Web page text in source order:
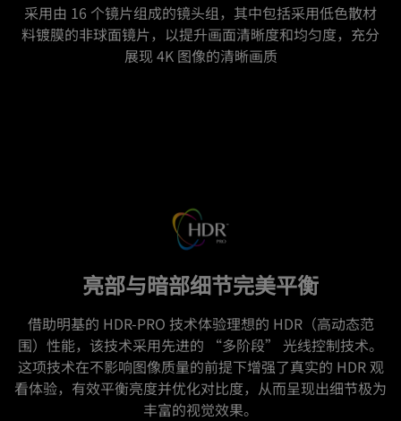
采用由 16 个镜片组成的镜头组，其中包括采用低色散材
料镀膜的非球面镜片，以提升画面清晰度和均匀度，充分
展现 4K 图像的清晰画质
亮部与暗部细节完美平衡
借助明基的 HDR-PRO 技术体验理想的 HDR（高动态范
围）性能，该技术采用先进的 “多阶段” 光线控制技术。
这项技术在不影响图像质量的前提下增强了真实的 HDR 观
看体验，有效平衡亮度并优化对比度，从而呈现出细节极为
丰富的视觉效果。